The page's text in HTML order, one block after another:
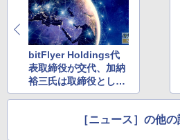
bitFlyer Holdings代
表取締役が交代、加納
裕三氏は取締役として
留任
［ニュース］の他